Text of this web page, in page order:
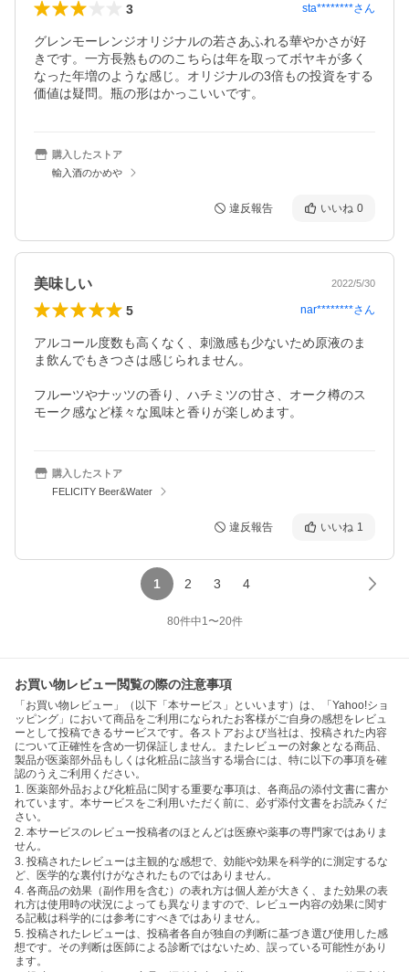
3 sta********さん
グレンモーレンジオリジナルの若さあふれる華やかさが好
きです。一方長熟もののこちらは年を取ってボヤキが多く
なった年増のような感じ。オリジナルの3倍もの投資をする
価値は疑問。瓶の形はかっこいいです。
購入したストア
輸入酒のかめや
違反報告 いいね 0
美味しい 2022/5/30
5 nar********さん
アルコール度数も高くなく、刺激感も少ないため原液のま
ま飲んでもきつさは感じられません。
フルーツやナッツの香り、ハチミツの甘さ、オーク樽のス
購入したストア
FELICITY Beer&Water
違反報告 いいね 1
1 2 3 4
80件中1〜20件
お買い物レビュー閲覧の際の注意事項
「お買い物レビュー」（以下「本サービス」といいます）は、「Yahoo!ショ
ッピング」において商品をご利用になられたお客様がご自身の感想をレビュ
ーとして投稿できるサービスです。各ストアおよび当社は、投稿された内容
について正確性を含め一切保証しません。またレビューの対象となる商品、
製品が医薬部外品もしくは化粧品に該当する場合には、特に以下の事項を確
認のうえご利用ください。
1. 医薬部外品および化粧品に関する重要な事項は、各商品の添付文書に書か
れています。本サービスをご利用いただく前に、必ず添付文書をお読みくだ
さい。
2. 本サービスのレビュー投稿者のほとんどは医療や薬事の専門家ではありま
せん。
3. 投稿されたレビューは主観的な感想で、効能や効果を科学的に測定するな
ど、医学的な裏付けがなされたものではありません。
4. 各商品の効果（副作用を含む）の表れ方は個人差が大きく、また効果の表
れ方は使用時の状況によっても異なりますので、レビュー内容の効果に関す
る記載は科学的には参考にすべきではありません。
5. 投稿されたレビューは、投稿者各自が独自の判断に基づき選び使用した感
想です。その判断は医師による診断ではないため、誤っている可能性があり
ます。